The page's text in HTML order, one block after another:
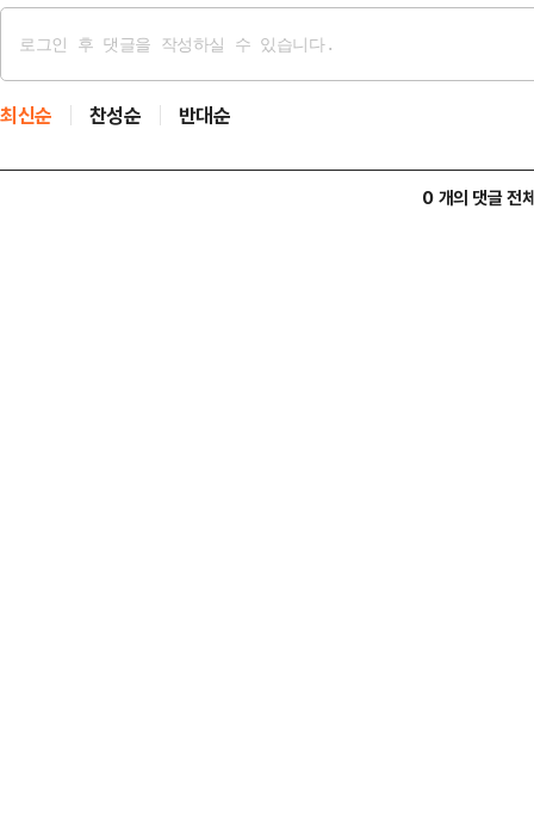
최신순 찬성순 반대순
0 개의 댓글 전